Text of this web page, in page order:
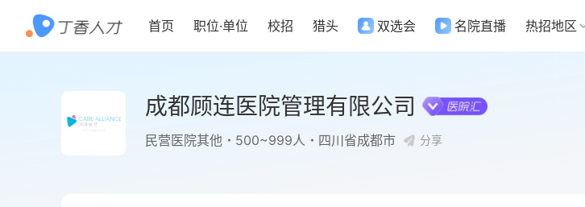
首页 职位·单位 校招 猎头 双选会 名院直播 热招地区
成都顾连医院管理有限公司
民营医院其他 500~999人 四川省成都市 分享